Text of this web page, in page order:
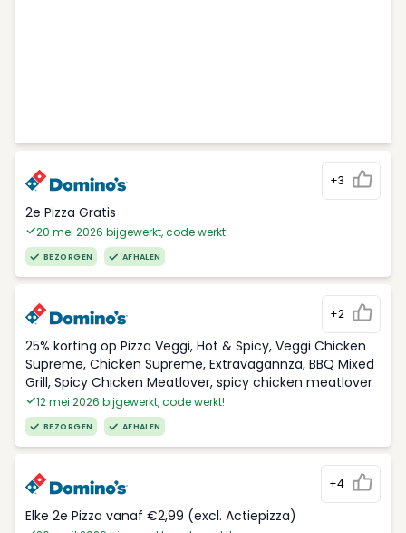
+3
2e Pizza Gratis
20 mei 2026 bijgewerkt, code werkt!
BEZORGEN AFHALEN
+2
25% korting op Pizza Veggi, Hot & Spicy, Veggi Chicken
Supreme, Chicken Supreme, Extravagannza, BBQ Mixed
Grill, Spicy Chicken Meatlover, spicy chicken meatlover
12 mei 2026 bijgewerkt, code werkt!
BEZORGEN AFHALEN
+4
Elke 2e Pizza vanaf €2,99 (excl. Actiepizza)